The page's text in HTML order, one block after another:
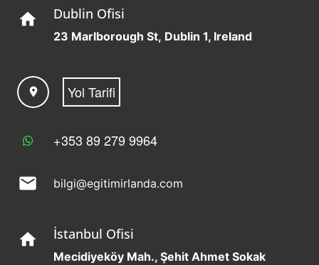
home Dublin Ofisi
23 Marlborough St, Dublin 1, Ireland
location_on Yol Tarifi
+353 89 279 9964
mail bilgi@egitimirlanda.com
home İstanbul Ofisi
Mecidiyeköy Mah., Şehit Ahmet Sokak